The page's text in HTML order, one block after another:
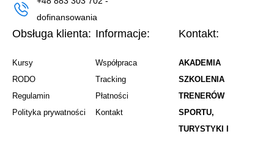
dofinansowania
Obsługa klienta:
Kursy
RODO
Regulamin
Polityka prywatności
Informacje:
Współpraca
Tracking
Płatności
Kontakt
Kontakt:
AKADEMIA
SZKOLENIA
TRENERÓW
SPORTU,
TURYSTYKI I